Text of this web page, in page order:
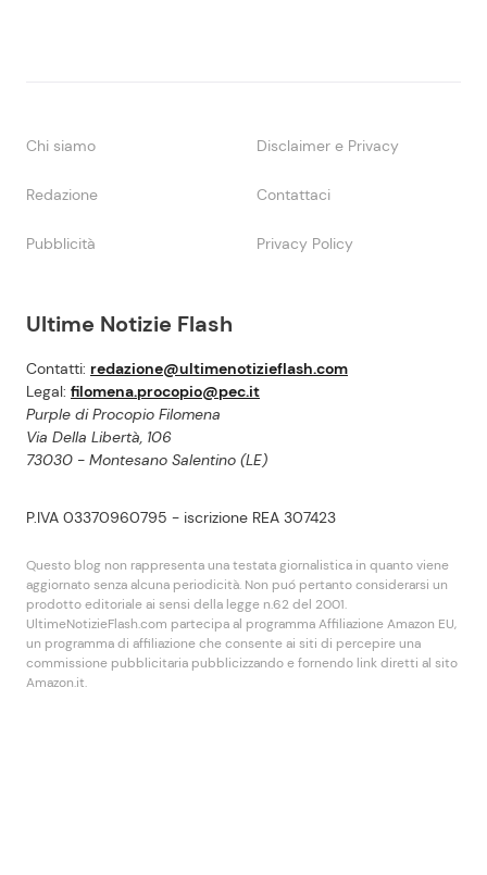
Ultime Notizie Flash
Contatti: redazione@ultimenotizieflash.com
Legal: filomena.procopio@pec.it
Purple di Procopio Filomena
Via Della Libertà, 106
73030 - Montesano Salentino (LE)
P.IVA 03370960795 - iscrizione REA 307423
Questo blog non rappresenta una testata giornalistica in quanto viene
aggiornato senza alcuna periodicità. Non puó pertanto considerarsi un
prodotto editoriale ai sensi della legge n.62 del 2001.
UltimeNotizieFlash.com partecipa al programma Affiliazione Amazon EU,
un programma di affiliazione che consente ai siti di percepire una
commissione pubblicitaria pubblicizzando e fornendo link diretti al sito
Amazon.it.
Chi siamo Disclaimer e Privacy
Redazione Contattaci
Pubblicità Privacy Policy